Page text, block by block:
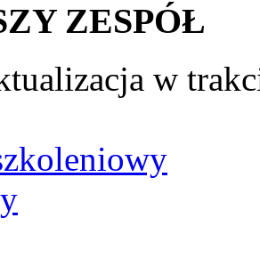
ZESPÓŁ
w